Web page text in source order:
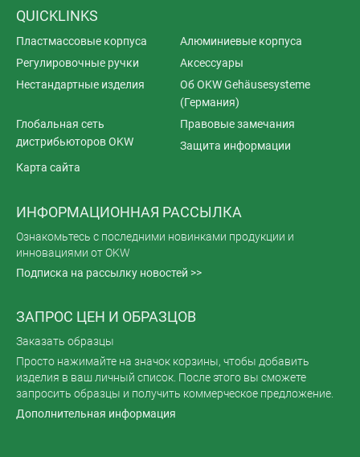
QUICKLINKS
Пластмассовые корпуса
Алюминиевые корпуса
Регулировочные ручки
Аксессуары
Нестандартные изделия
Об OKW Gehäusesysteme
(Германия)
Глобальная сеть
дистрибьюторов OKW
Правовые замечания
Защита информации
Карта сайта
ИНФОРМАЦИОННАЯ РАССЫЛКА
Ознакомьтесь с последними новинками продукции и
инновациями от OKW
Подписка на рассылку новостей >>
ЗАПРОС ЦЕН И ОБРАЗЦОВ
Заказать образцы
Просто нажимайте на значок корзины, чтобы добавить
изделия в ваш личный список. После этого вы сможете
запросить образцы и получить коммерческое предложение.
Дополнительная информация